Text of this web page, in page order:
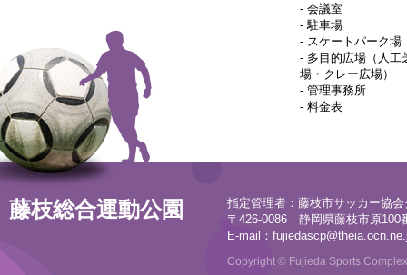
- 会議室
-駐車場
- スケートパーク場
- 多目的広場（人工
場・クレー広場）
- 管理事務所
- 料金表
藤枝総合運動公園
指定管理者：藤枝市サッカー協
〒426-0086 静岡県藤枝市原100
E-mail：
Copyright © Fujieda Sports